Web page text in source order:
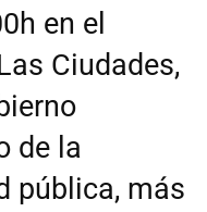
en el
Ciudades,
de la
pública, más